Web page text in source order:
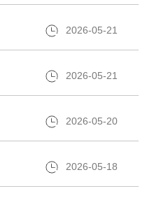
2026-05-21
2026-05-21
2026-05-20
2026-05-18